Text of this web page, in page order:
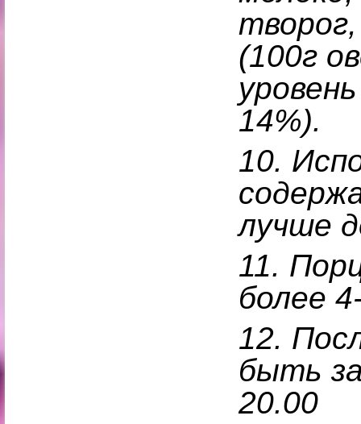
(100г
14%).
10.
лучше
11.
более
12.
быть
20.00